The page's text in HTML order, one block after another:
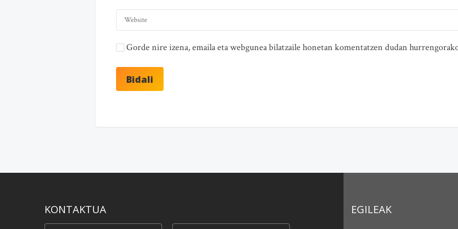
Gorde nire izena, emaila eta webgunea bilatzaile honetan komentatzen dudan
KONTAKTUA EGILEAK